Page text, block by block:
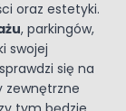
oraz estetyki.
, parkingów,
swojej
się na
zewnętrzne